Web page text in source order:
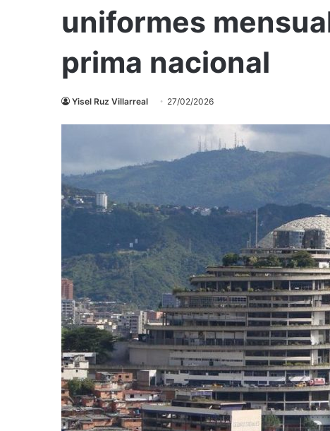
uniformes
prima nacional
Yisel Ruz Villarreal 27/02/2026